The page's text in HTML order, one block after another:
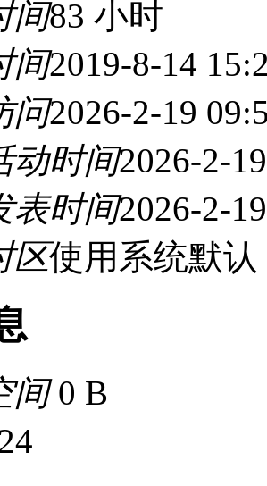
间83 小时
间2019-8-14
问2026-2-19
动时间2026-2-
表时间2026-2-
区使用系统默认
间0 B